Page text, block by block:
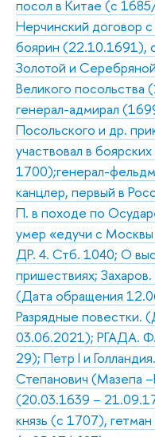
посол в Китае (с
Нерчинский договор
боярин (22.10.1691),
Золотой и
Великого
генерал-адмирал
Посольского и др.
участвовал в
1700);генерал-
канцлер, первый в
П. в походе по
умер «едучи с Москвы
ДР. 4. Стб. 1040; О
пришествиях;
(Дата обращения
Разрядные повестки.
03.06.2021); РГАДА.
29); Петр I и
Степанович (Мазепа
(20.03.1639 –
князь (с 1707),